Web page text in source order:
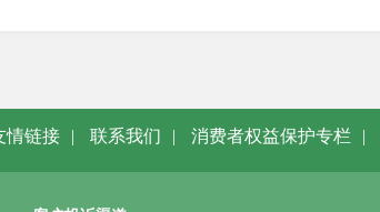
情链接 | 联系我们 | 消费者权益保护专栏 |